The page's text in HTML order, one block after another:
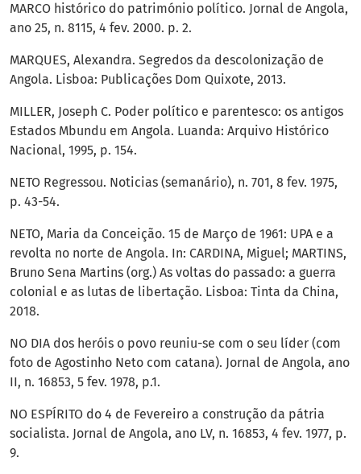
MARCO histórico do património político. Jornal de Angola,
ano 25, n. 8115, 4 fev. 2000. p. 2.
MARQUES, Alexandra. Segredos da descolonização de
Angola. Lisboa: Publicações Dom Quixote, 2013.
MILLER, Joseph C. Poder político e parentesco: os antigos
Estados Mbundu em Angola. Luanda: Arquivo Histórico
Nacional, 1995, p. 154.
NETO Regressou. Noticias (semanário), n. 701, 8 fev. 1975,
p. 43-54.
NETO, Maria da Conceição. 15 de Março de 1961: UPA e a
revolta no norte de Angola. In: CARDINA, Miguel; MARTINS,
Bruno Sena Martins (org.) As voltas do passado: a guerra
colonial e as lutas de libertação. Lisboa: Tinta da China,
2018.
NO DIA dos heróis o povo reuniu-se com o seu líder (com
foto de Agostinho Neto com catana). Jornal de Angola, ano
II, n. 16853, 5 fev. 1978, p.1.
NO ESPÍRITO do 4 de Fevereiro a construção da pátria
socialista. Jornal de Angola, ano LV, n. 16853, 4 fev. 1977, p.
9.